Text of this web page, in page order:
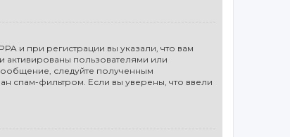
и при регистрации вы указали, что вам
активированы пользователями или
следуйте полученным
спам-фильтром. Если вы уверены, что ввели